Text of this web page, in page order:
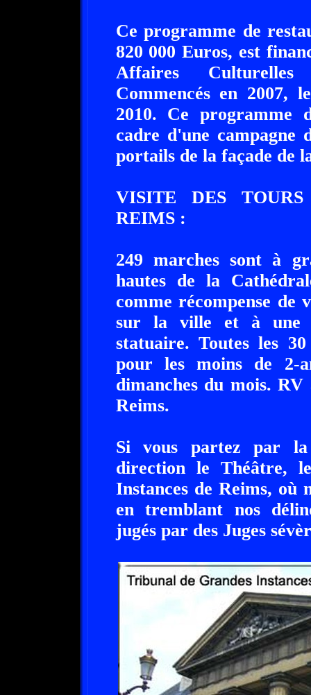
Ce programme de
820 000 Euros, est
Affaires
Commencés en 2007,
2010. Ce programme
cadre d'une campagne
portails de la façade de
VISITE DES
REIMS :
249 marches sont à
hautes de la
comme récompense de
sur la ville et à une
statuaire. Toutes les
pour les moins de 2-
dimanches du mois.
Reims.
Si vous partez par la
direction le Théâtre,
Instances de Reims, où
en tremblant nos
jugés par des Juges